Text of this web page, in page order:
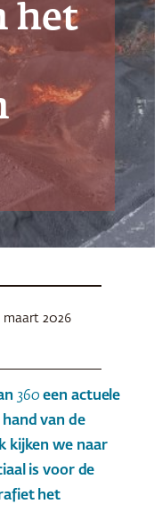
het
maart 2026
360 een actuele
van de
kijken we naar
is voor de
het